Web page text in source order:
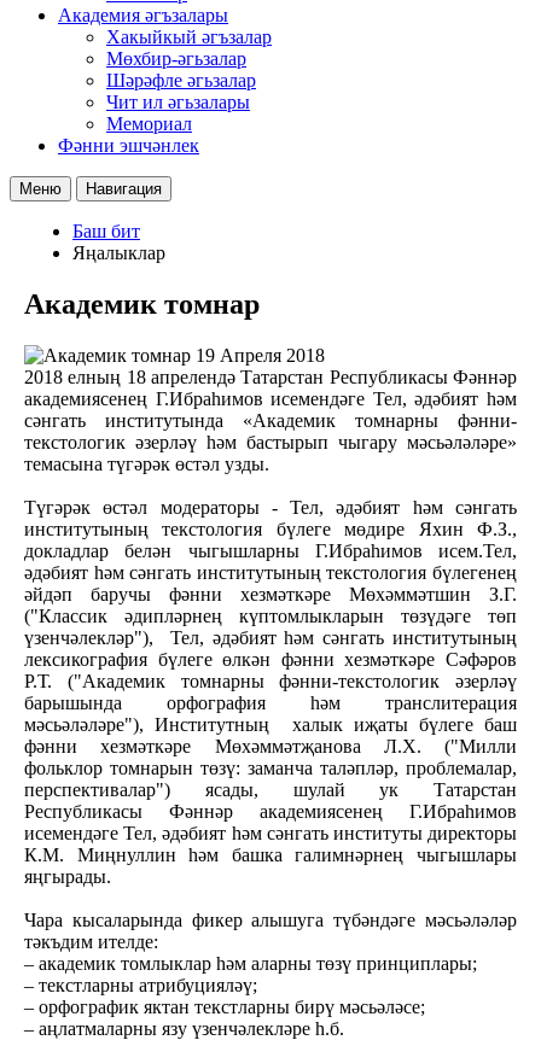
Академия әгъзалары
Хакыйкый әгъзалар
Мөхбир-әгьзалар
Шәрәфле әгьзалар
Чит ил әгьзалары
Мемориал
Фәнни эшчәнлек
Меню Навигация
Баш бит
Яңалыклар
Академик томнар
19 Апреля 2018
2018 елның 18 апрелендә Татарстан Республикасы Фәннәр
академиясенең Г.Ибраһимов исемендәге Тел, әдәбият һәм
сәнгать институтында «Академик томнарны фәнни-
текстологик әзерләү һәм бастырып чыгару мәсьәләләре»
темасына түгәрәк өстәл узды.
Түгәрәк өстәл модераторы - Тел, әдәбият һәм сәнгать
институтының текстология бүлеге мөдире Яхин Ф.З.,
докладлар белән чыгышларны Г.Ибраһимов исем.Тел,
әдәбият һәм сәнгать институтының текстология бүлегенең
әйдәп баручы фәнни хезмәткәре Мөхәммәтшин З.Г.
("Классик әдипләрнең күптомлыкларын төзүдәге төп
үзенчәлекләр"), Тел, әдәбият һәм сәнгать институтының
лексикография бүлеге өлкән фәнни хезмәткәре Сәфәров
Р.Т. ("Академик томнарны фәнни-текстологик әзерләү
барышында орфография һәм транслитерация
мәсьәләләре"), Институтның халык иҗаты бүлеге баш
фәнни хезмәткәре Мөхәммәтҗанова Л.Х. ("Милли
фольклор томнарын төзү: заманча таләпләр, проблемалар,
перспективалар") ясады, шулай ук Татарстан
Республикасы Фәннәр академиясенең Г.Ибраһимов
исемендәге Тел, әдәбият һәм сәнгать институты директоры
К.М. Миңнуллин һәм башка галимнәрнең чыгышлары
яңгырады.
Чара кысаларында фикер алышуга түбәндәге мәсьәләләр
тәкъдим ителде:
– академик томлыклар һәм аларны төзү принциплары;
– текстларны атрибуцияләү;
– орфографик яктан текстларны бирү мәсьәләсе;
– аңлатмаларны язу үзенчәлекләре һ.б.